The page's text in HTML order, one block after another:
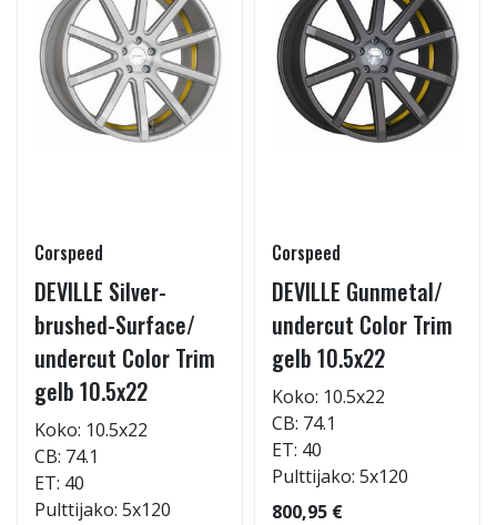
Corspeed
DEVILLE Silver-
brushed-Surface/
undercut Color Trim
gelb 10.5x22
Koko: 10.5x22
CB: 74.1
ET: 40
Pulttijako: 5x120
Corspeed
DEVILLE Gunmetal/
undercut Color Trim
gelb 10.5x22
Koko: 10.5x22
CB: 74.1
ET: 40
Pulttijako: 5x120
800,95 €